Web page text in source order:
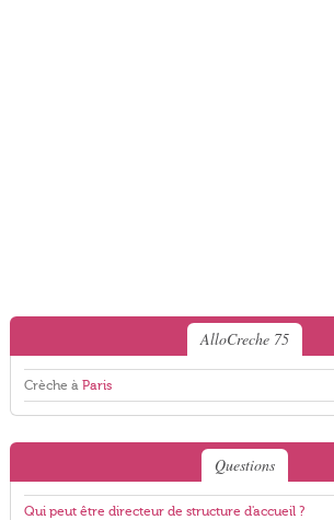
AlloCreche 75
Crèche à Paris
Questions
Qui peut être directeur de structure d'accueil ?